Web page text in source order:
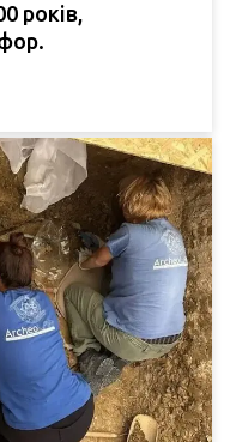
років,